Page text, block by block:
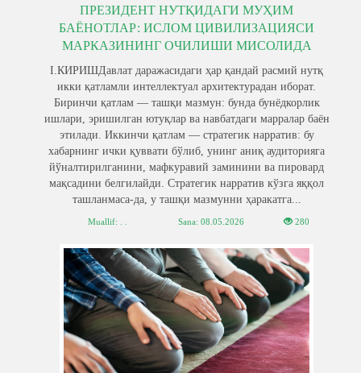
ПРЕЗИДЕНТ НУТҚИДАГИ МУҲИМ
БАЁНОТЛАР: ИСЛОМ ЦИВИЛИЗАЦИЯСИ
МАРКАЗИНИНГ ОЧИЛИШИ МИСОЛИДА
I.КИРИШДавлат даражасидаги ҳар қандай расмий нутқ
икки қатламли интеллектуал архитектурадан иборат.
Биринчи қатлам — ташқи мазмун: бунда бунёдкорлик
ишлари, эришилган ютуқлар ва навбатдаги марралар баён
этилади. Иккинчи қатлам — стратегик нарратив: бу
хабарнинг ички қуввати бўлиб, унинг аниқ аудиторияга
йўналтирилганини, мафкуравий заминини ва пировард
мақсадини белгилайди. Стратегик нарратив кўзга яққол
ташланмаса-да, у ташқи мазмунни ҳаракатга...
Muallif: . . Sana: 08.05.2026 280